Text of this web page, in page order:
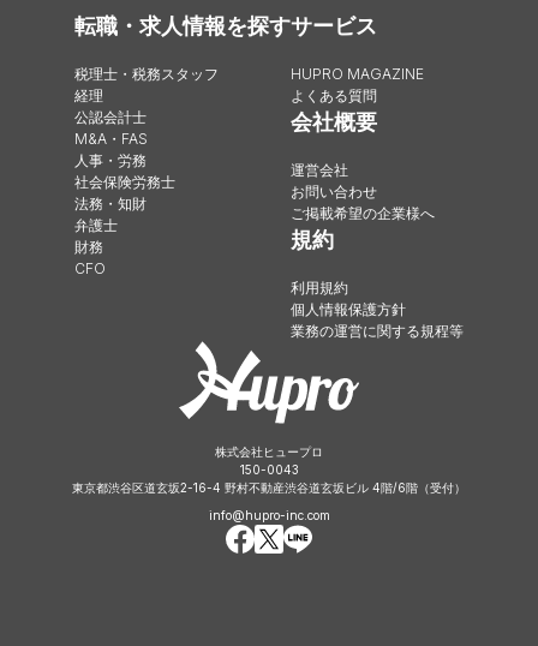
転職・求人情報を探す
税理士・税務スタッフ
経理
公認会計士
M&A・FAS
人事・労務
社会保険労務士
法務・知財
弁護士
財務
CFO
サービス
HUPRO MAGAZINE
よくある質問
会社概要
運営会社
お問い合わせ
ご掲載希望の企業様へ
規約
利用規約
個人情報保護方針
業務の運営に関する規程等
株式会社ヒュープロ
150-0043
東京都渋谷区道玄坂2-16-4 野村不動産渋谷道玄坂ビル 4階/6階（受付）
info@hupro-inc.com